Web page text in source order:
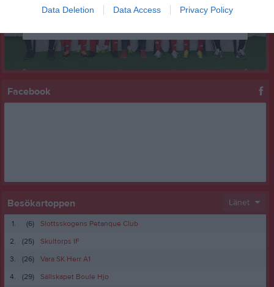
Data Deletion Data Access Privacy Policy
Facebook
Besökartoppen Länet
1. (6)
Slottsskogens Petanque Club
2.
(25)
Skultorps IF
3.
(26)
Vara SK Herr A1
4.
(29)
Sällskapet Boule Hjo